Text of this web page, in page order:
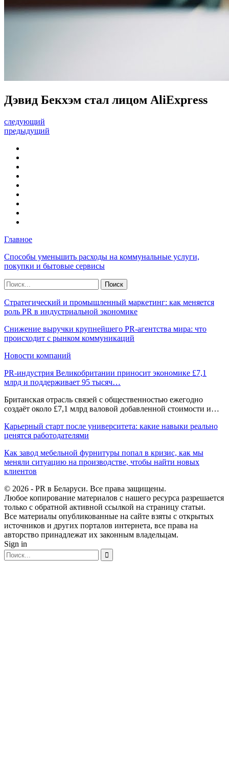
Дэвид Бекхэм стал лицом AliExpress
следующий
предыдущий
Главное
Способы уменьшить расходы на коммунальные услуги,
покупки и бытовые сервисы
Стратегический и промышленный маркетинг: как меняется
роль PR в индустриальной экономике
Снижение выручки крупнейшего PR-агентства мира: что
происходит с рынком коммуникаций
Новости компаний
PR-индустрия Великобритании приносит экономике £7,1
млрд и поддерживает 95 тысяч…
Британская отрасль связей с общественностью ежегодно
создаёт около £7,1 млрд валовой добавленной стоимости и…
Карьерный старт после университета: какие навыки реально
ценятся работодателями
Как завод мебельной фурнитуры попал в кризис, как мы
меняли ситуацию на производстве, чтобы найти новых
клиентов
© 2026 - PR в Беларуси. Все права защищены.
Любое копирование материалов с нашего ресурса разрешается
только с обратной активной ссылкой на страницу статьи.
Все материалы опубликованные на сайте взяты с открытых
источников и других порталов интернета, все права на
авторство принадлежат их законным владельцам.
Sign in